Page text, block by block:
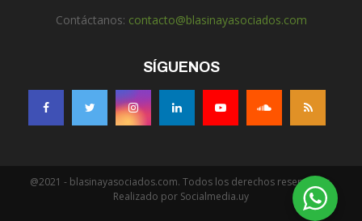
Contáctanos: contacto@blasinayasociados.com
SÍGUENOS
@2021 - blasinayasociados.com. Todos los derechos reservados.
Realizado por Socialmedia.uy